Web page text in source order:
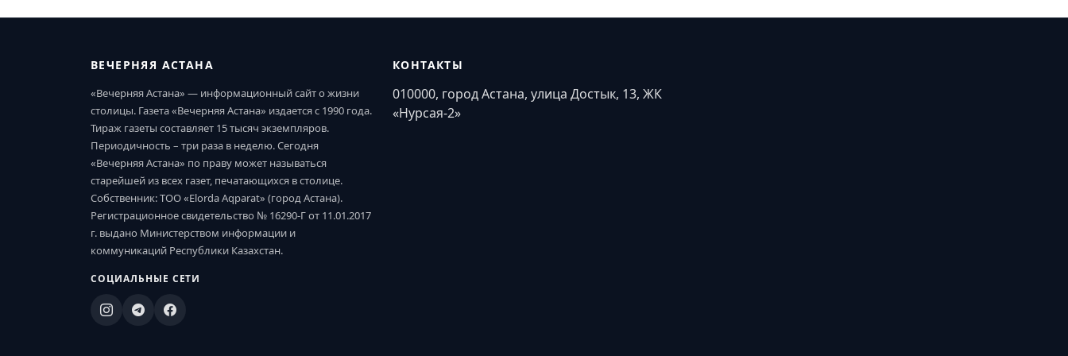
ВЕЧЕРНЯЯ АСТАНА
«Вечерняя Астана» — информационный сайт о жизни
столицы. Газета «Вечерняя Астана» издается с 1990 года.
Тираж газеты составляет 15 тысяч экземпляров.
Периодичность – три раза в неделю. Сегодня
«Вечерняя Астана» по праву может называться
старейшей из всех газет, печатающихся в столице.
Собственник: ТОО «Elorda Aqparat» (город Астана).
Регистрационное свидетельство № 16290-Г от 11.01.2017
г. выдано Министерством информации и
коммуникаций Республики Казахстан.
СОЦИАЛЬНЫЕ СЕТИ
КОНТАКТЫ
010000, город Астана, улица Достык, 13, ЖК
«Нурсая-2»